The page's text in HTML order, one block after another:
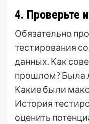
4. Проверьте
Обязательно
тестирования
данных. Как
прошлом? Была
Какие были
История
оценить